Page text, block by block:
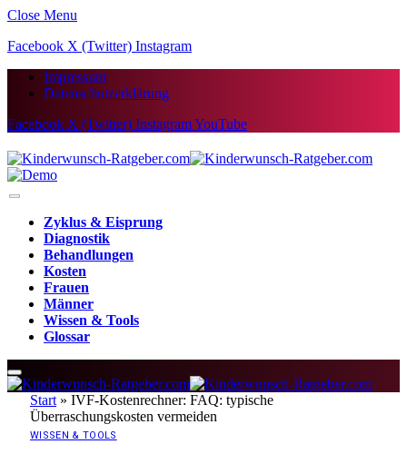
Close Menu
Facebook X (Twitter) Instagram
Impressum
Datenschutzerklärung
Facebook X (Twitter) InstagramYouTube
Zyklus & Eisprung
Diagnostik
Behandlungen
Kosten
Frauen
Männer
Wissen & Tools
Glossar
Start » IVF-Kostenrechner: FAQ: typische
Überraschungskosten vermeiden
WISSEN & TOOLS